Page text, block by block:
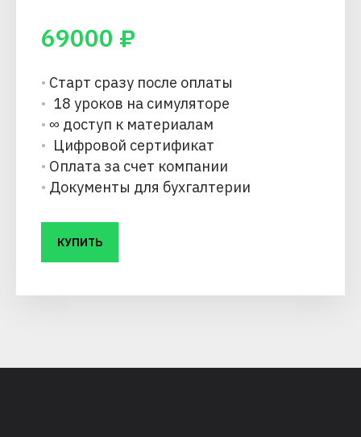
69000 ₽
• Старт сразу после оплаты
• 18 уроков на симуляторе
• ∞ доступ к материалам
• Цифровой сертификат
• Оплата за счет компании
• Документы для бухгалтерии
КУПИТЬ